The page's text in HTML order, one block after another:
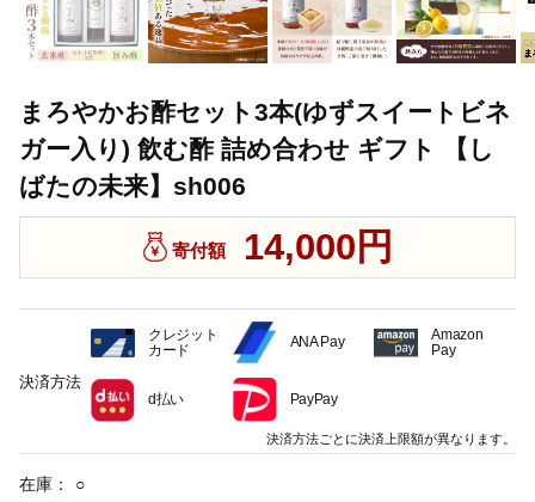
まろやかお酢セット3本(ゆずスイートビネ
ガー入り) 飲む酢 詰め合わせ ギフト 【し
ばたの未来】sh006
寄付額 14,000円
在庫： ○
決済方法
クレジット
カード
ANA Pay
Amazon
Pay
d払い PayPay
決済方法ごとに決済上限額が異なります。